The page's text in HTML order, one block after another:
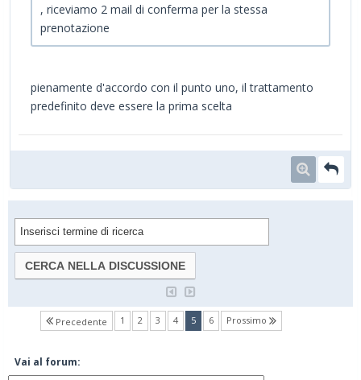
, riceviamo 2 mail di conferma per la stessa
prenotazione
pienamente d'accordo con il punto uno, il trattamento
predefinito deve essere la prima scelta
Precedente 1 2 3 4 5(current)
6 Prossimo
Vai al forum: